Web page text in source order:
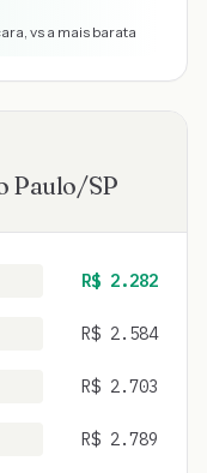
vs a mais barata
Paulo/SP
R$ 2.282
R$ 2.584
R$ 2.703
R$ 2.789